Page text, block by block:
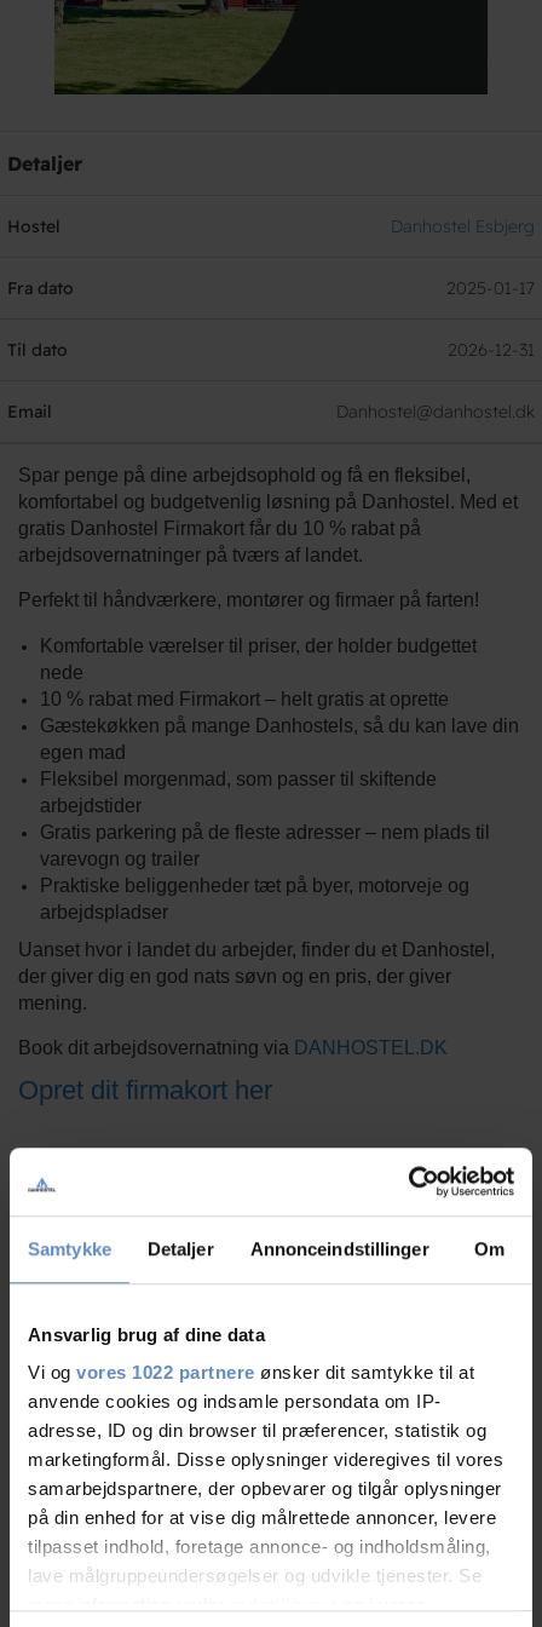
Samtykke Detaljer Annonceindstillinger Om
Ansvarlig brug af dine data
Vi og vores 1022 partnere ønsker dit samtykke til at
anvende cookies og indsamle persondata om IP-
adresse, ID og din browser til præferencer, statistik og
marketingformål. Disse oplysninger videregives til vores
samarbejdspartnere, der opbevarer og tilgår oplysninger
på din enhed for at vise dig målrettede annoncer, levere
tilpasset indhold, foretage annonce- og indholdsmåling,
lave målgruppeundersøgelser og udvikle tjenester. Se
Detaljer
Hostel Danhostel Esbjerg
Fra dato 2025-01-17
Til dato 2026-12-31
Email Danhostel@danhostel.dk
Spar penge på dine arbejdsophold og få en fleksibel,
komfortabel og budgetvenlig løsning på Danhostel. Med et
gratis Danhostel Firmakort får du 10 % rabat på
arbejdsovernatninger på tværs af landet.
Perfekt til håndværkere, montører og firmaer på farten!
Komfortable værelser til priser, der holder budgettet
nede
10 % rabat med Firmakort – helt gratis at oprette
Gæstekøkken på mange Danhostels, så du kan lave din
egen mad
Fleksibel morgenmad, som passer til skiftende
arbejdstider
Gratis parkering på de fleste adresser – nem plads til
varevogn og trailer
Praktiske beliggenheder tæt på byer, motorveje og
arbejdspladser
Uanset hvor i landet du arbejder, finder du et Danhostel,
der giver dig en god nats søvn og en pris, der giver
mening.
Book dit arbejdsovernatning via DANHOSTEL.DK
Opret dit firmakort her